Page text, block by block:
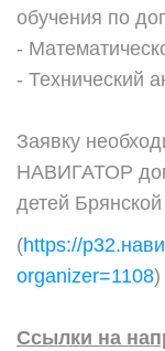
обучения по
-
- Технический
Заявку
НАВИГАТОР
детей
(https://
organizer=1108)
Ссылки на